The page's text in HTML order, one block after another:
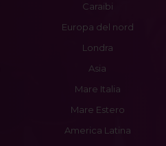
Caraibi
Europa del nord
Londra
Asia
Mare Italia
Mare Estero
America Latina